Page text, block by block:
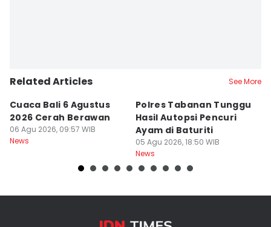
Related Articles See More
Cuaca Bali 6 Agustus
2026 Cerah Berawan
06 Agu 2026, 09:57 WIB
News
Polres Tabanan Tunggu
Hasil Autopsi Pencuri
Ayam di Baturiti
05 Agu 2026, 18:50 WIB
News